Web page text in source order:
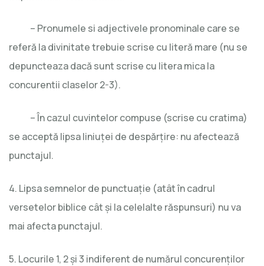
– Pronumele si adjectivele pronominale care se
referă la divinitate trebuie scrise cu literă mare (nu se
depuncteaza dacă sunt scrise cu litera mica la
concurentii claselor 2-3).
– În cazul cuvintelor compuse (scrise cu cratima)
se acceptă lipsa liniuţei de despărţire: nu afectează
punctajul.
4. Lipsa semnelor de punctuaţie (atât în cadrul
versetelor biblice cât şi la celelalte răspunsuri) nu va
mai afecta punctajul.
5. Locurile 1, 2 şi 3 indiferent de numărul concurenților